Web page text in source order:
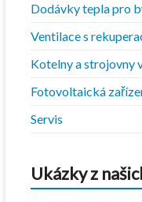
Dodávky tepla pro
Ventilace s
Kotelny a strojovny
Fotovoltaická
Servis
Ukázky z